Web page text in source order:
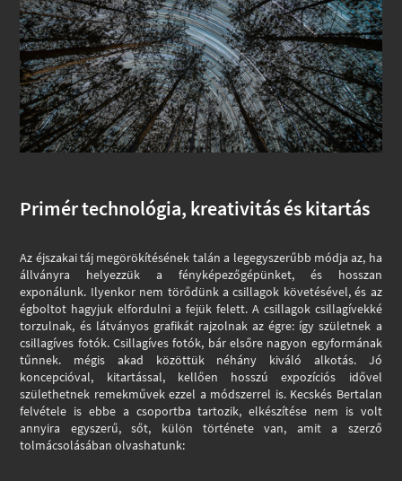
Primér technológia, kreativitás és kitartás
Az éjszakai táj megörökítésének talán a legegyszerűbb módja az, ha
állványra helyezzük a fényképezőgépünket, és hosszan
exponálunk. Ilyenkor nem törődünk a csillagok követésével, és az
égboltot hagyjuk elfordulni a fejük felett. A csillagok csillagívekké
torzulnak, és látványos grafikát rajzolnak az égre: így születnek a
csillagíves fotók. Csillagíves fotók, bár elsőre nagyon egyformának
tűnnek. mégis akad közöttük néhány kiváló alkotás. Jó
koncepcióval, kitartással, kellően hosszú expozíciós idővel
születhetnek remekművek ezzel a módszerrel is. Kecskés Bertalan
felvétele is ebbe a csoportba tartozik, elkészítése nem is volt
annyira egyszerű, sőt, külön története van, amit a szerző
tolmácsolásában olvashatunk: